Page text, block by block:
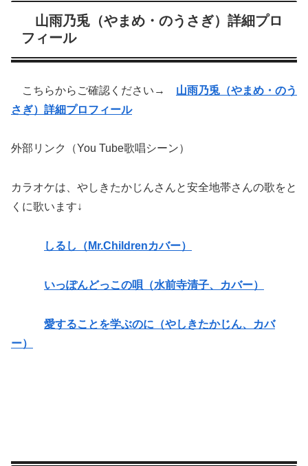
山雨乃兎（やまめ・のうさぎ）詳細プロ
フィール
こちらからご確認ください→ 山雨乃兎（やまめ・のう
さぎ）詳細プロフィール
外部リンク（You Tube歌唱シーン）
カラオケは、やしきたかじんさんと安全地帯さんの歌をと
くに歌います↓
しるし（Mr.Childrenカバー）
いっぽんどっこの唄（水前寺清子、カバー）
愛することを学ぶのに（やしきたかじん、カバ
ー）